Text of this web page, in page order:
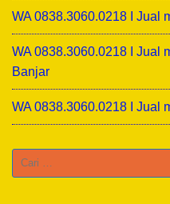
WA 0838.3060.0218 I Jual
WA 0838.3060.0218 I Jual
Banjar
WA 0838.3060.0218 I Jual
Cari
untuk: